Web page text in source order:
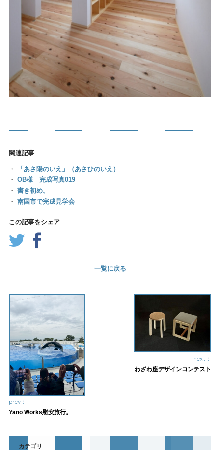
関連記事
・
「あさ陽のいえ」（あさひのいえ）
・ OB様 完成写真019
・ 書き初め。
・ 南国市で完成見学会
この記事をシェア
一覧に戻る
prev：
Yano Works慰安旅行。
next：
わざわ座デザインコンテスト
カテゴリ